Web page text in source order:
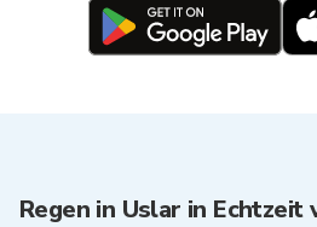
Regen in Uslar in